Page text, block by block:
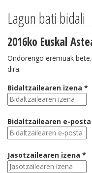
Lagun bati bidali
2016ko Euskal
Ondorengo eremuak
dira.
Bidaltzailearen izena *
Bidaltzailearen e-
Jasotzailearen izena *